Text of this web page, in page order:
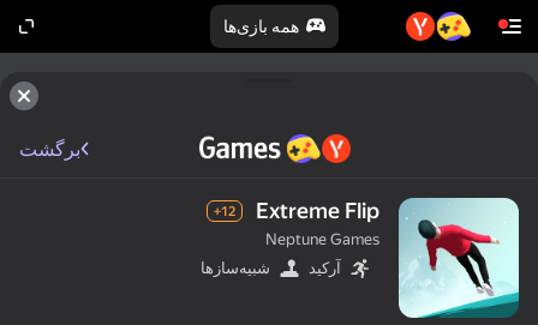
همه بازی‌ها
برگشت
Extreme Flip
12+
Neptune Games
آرکید
شبیه‌سازها